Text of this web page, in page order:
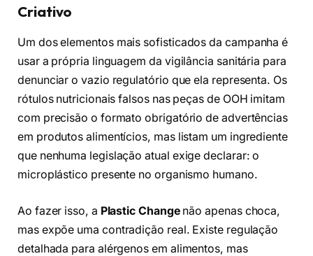
Criativo
Um dos elementos mais sofisticados da campanha é
usar a própria linguagem da vigilância sanitária para
denunciar o vazio regulatório que ela representa. Os
rótulos nutricionais falsos nas peças de OOH imitam
com precisão o formato obrigatório de advertências
em produtos alimentícios, mas listam um ingrediente
que nenhuma legislação atual exige declarar: o
microplástico presente no organismo humano.
Ao fazer isso, a Plastic Changenão apenas choca,
mas expõe uma contradição real. Existe regulação
detalhada para alérgenos em alimentos, mas